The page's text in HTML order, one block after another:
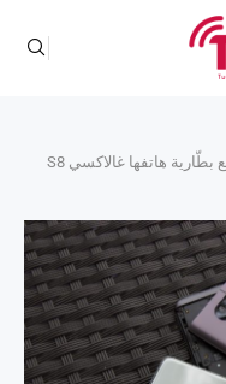
شركة LG تقدّم يد المساعدة لسامسونغ لتصنيع بطّارية هاتفها غالاكسي S8